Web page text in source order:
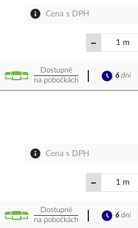
Cena s DPH
m
Dostupné
na pobočkách
6 dní
Cena s DPH
m
Dostupné
na pobočkách
6 dní